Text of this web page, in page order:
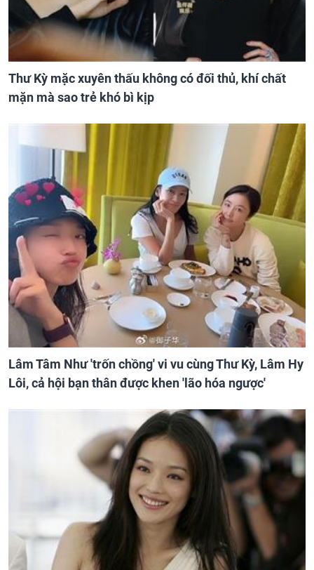
Thư Kỳ mặc xuyên thấu không có đối thủ, khí chất
mặn mà sao trẻ khó bì kịp
Lâm Tâm Như 'trốn chồng' vi vu cùng Thư Kỳ, Lâm Hy
Lôi, cả hội bạn thân được khen 'lão hóa ngược'